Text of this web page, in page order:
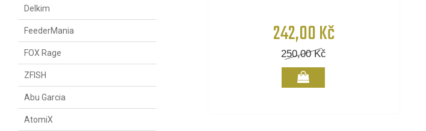
242,00 Kč
250,00Kč
Delkim
FeederMania
FOX Rage
ZFISH
Abu Garcia
AtomiX